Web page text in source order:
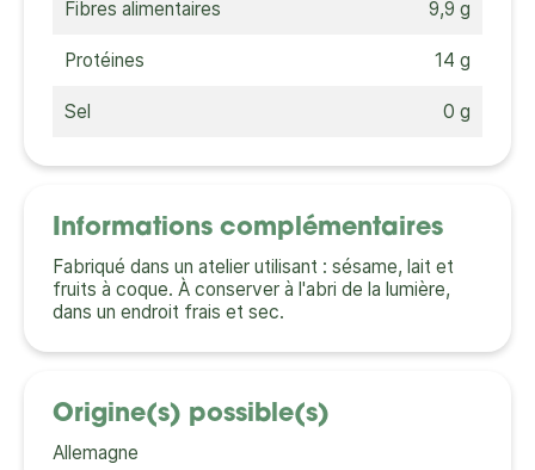
Fibres alimentaires 9,9 g
Protéines 14 g
Sel 0 g
Informations complémentaires
Fabriqué dans un atelier utilisant : sésame, lait et
fruits à coque. À conserver à l'abri de la lumière,
dans un endroit frais et sec.
Origine(s) possible(s)
Allemagne